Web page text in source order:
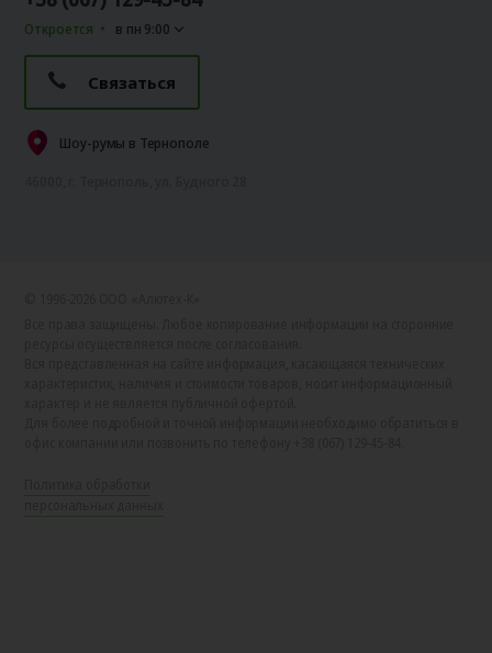
Откроется в пн 9:00
Связаться
Шоу-румы в Тернополе